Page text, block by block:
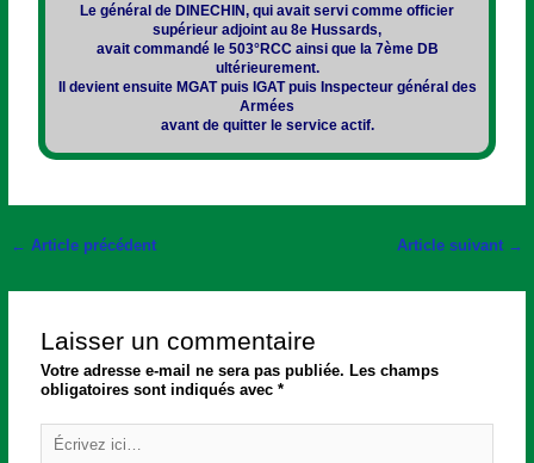
Le général de DINECHIN, qui avait servi comme officier
supérieur adjoint au 8e Hussards,
avait commandé le 503°RCC ainsi que la 7ème DB
ultérieurement.
Il devient ensuite MGAT puis IGAT puis Inspecteur général des
Armées
avant de quitter le service actif.
← Article précédent Article suivant →
Laisser un commentaire
Votre adresse e-mail ne sera pas publiée. Les champs
obligatoires sont indiqués avec*
Écrivez
ici…